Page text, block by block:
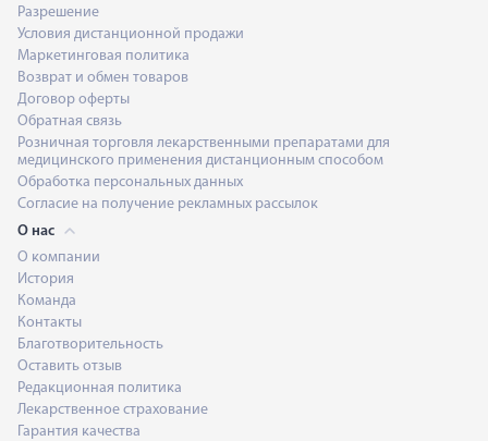
Разрешение
Условия дистанционной продажи
Маркетинговая политика
Возврат и обмен товаров
Договор оферты
Обратная связь
Розничная торговля лекарственными препаратами для
медицинского применения дистанционным способом
Обработка персональных данных
Согласие на получение рекламных рассылок
О нас
О компании
История
Команда
Контакты
Благотворительность
Оставить отзыв
Редакционная политика
Лекарственное страхование
Гарантия качества